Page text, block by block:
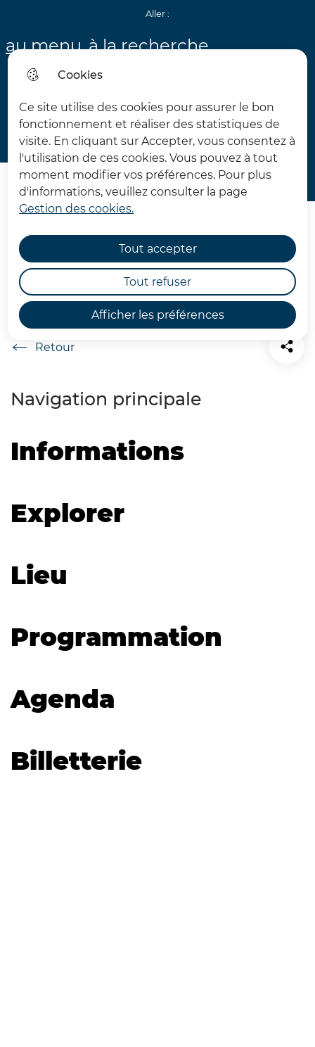
Cookies
Ce site utilise des cookies pour assurer le bon
fonctionnement et réaliser des statistiques de
visite. En cliquant sur Accepter, vous consentez à
l'utilisation de ces cookies. Vous pouvez à tout
moment modifier vos préférences. Pour plus
d'informations, veuillez consulter la page
Gestion des cookies.
Afficher les préférences
Tout accepter
Tout refuser
Acceo
Aller :
au menu à la recherche
Personnaliser la page
Château d'Hardelot
Menu
Menu
Plan du site
Accueil
Navigation principale
Informations
Explorer
Lieu
Programmation
Agenda
Billetterie